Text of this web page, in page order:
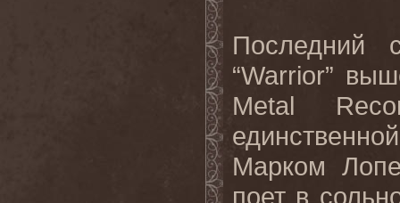
Последний
“Warrior”
Metal
Марком
поет в